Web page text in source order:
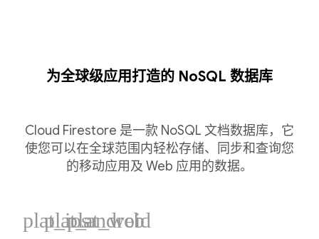
为全球级应用打造的 NoSQL 数据库
Cloud Firestore 是一款 NoSQL 文档数据库，它
使您可以在全球范围内轻松存储、同步和查询您
的移动应用及 Web 应用的数据。
plat_ios
plat_android
plat_web